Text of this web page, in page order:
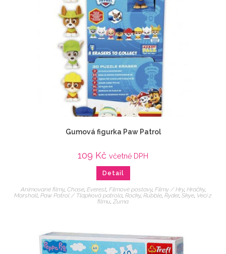
Gumová figurka Paw Patrol
109 Kč včetně DPH
Detail
Animované filmy, Chase, Everest, Filmové postavy, Filmy / Hry, Hračky,
Marshall, Paw Patrol / Tlapková patrola, Rocky, Rubble, Ryder, Skye, Veci z
filmu,Zuma